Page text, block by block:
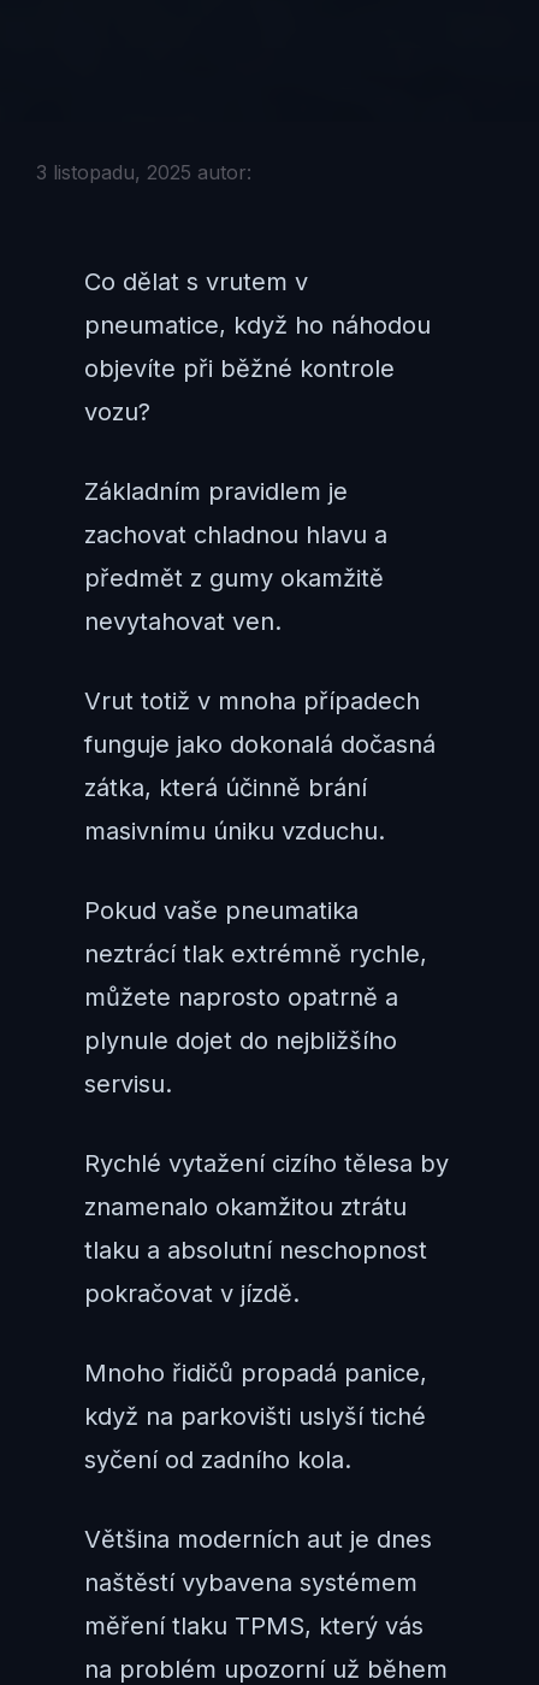
3 listopadu, 2025 autor:
Co dělat s vrutem v
pneumatice, když ho náhodou
objevíte při běžné kontrole
vozu?
Základním pravidlem je
zachovat chladnou hlavu a
předmět z gumy okamžitě
nevytahovat ven.
Vrut totiž v mnoha případech
funguje jako dokonalá dočasná
zátka, která účinně brání
masivnímu úniku vzduchu.
Pokud vaše pneumatika
neztrácí tlak extrémně rychle,
můžete naprosto opatrně a
plynule dojet do nejbližšího
servisu.
Rychlé vytažení cizího tělesa by
znamenalo okamžitou ztrátu
tlaku a absolutní neschopnost
pokračovat v jízdě.
Mnoho řidičů propadá panice,
když na parkovišti uslyší tiché
syčení od zadního kola.
Většina moderních aut je dnes
naštěstí vybavena systémem
měření tlaku TPMS, který vás
na problém upozorní už během